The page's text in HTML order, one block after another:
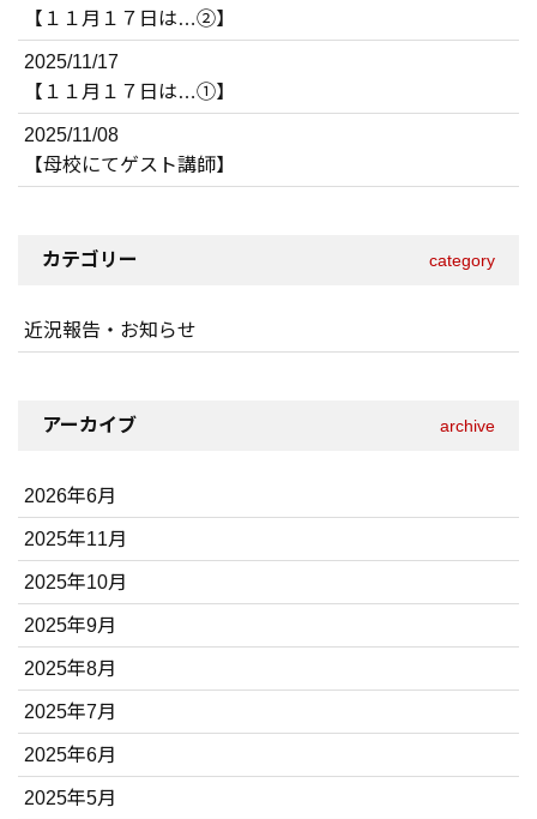
【１１月１７日は…②】
2025/11/17
【１１月１７日は…①】
2025/11/08
【母校にてゲスト講師】
カテゴリー category
近況報告・お知らせ
アーカイブ archive
2026年6月
2025年11月
2025年10月
2025年9月
2025年8月
2025年7月
2025年6月
2025年5月